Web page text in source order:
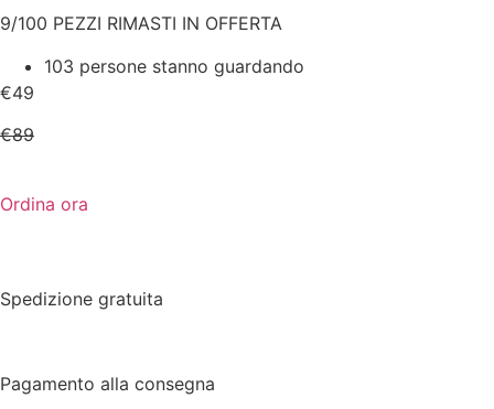
9/100 PEZZI RIMASTI IN OFFERTA
103 persone stanno guardando
€49
€89
Ordina ora
Spedizione gratuita
Pagamento alla consegna